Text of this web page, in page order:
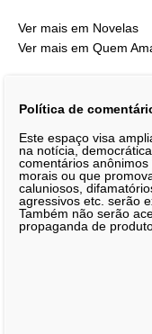
Ver mais em Novelas
Ver mais em Quem
Política de
Este espaço visa
na notícia,
comentários
morais ou que
caluniosos,
agressivos etc. serão
Também não serão
propaganda de